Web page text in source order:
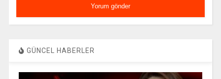
GÜNCEL HABERLER